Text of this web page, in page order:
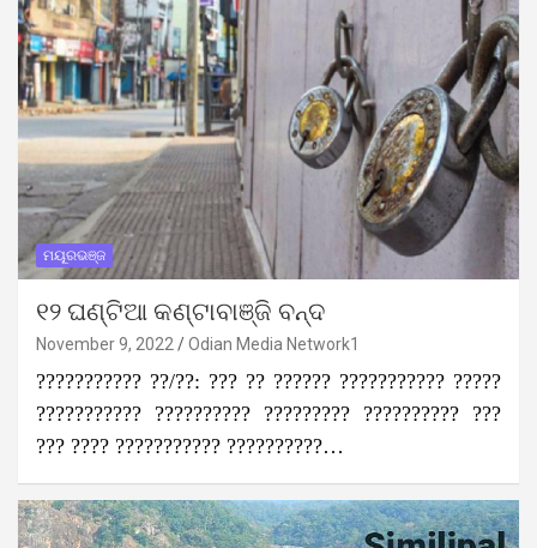
ମୟୂରଭଞ୍ଜ
୧୨ ଘଣ୍ଟିଆ କଣ୍ଟାବାଞ୍ଜି ବନ୍ଦ
November 9, 2022 Odian Media Network1
??????????? ??/??: ??? ?? ?????? ??????????? ?????
??????????? ?????????? ????????? ?????????? ???
??? ???? ??????????? ??????????…